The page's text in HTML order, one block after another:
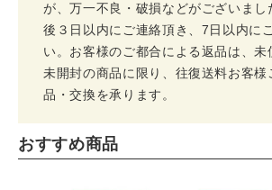
が、万一不良・破損などがございまし
後３日以内にご連絡頂き、7日以内に
い。お客様のご都合による返品は、未
未開封の商品に限り、往復送料お客様
品・交換を承ります。
おすすめ商品